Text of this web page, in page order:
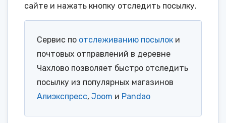
сайте и нажать кнопку отследить посылку.
Сервис по отслеживанию посылок и
почтовых отправлений в деревне
Чахлово позволяет быстро отследить
посылку из популярных магазинов
Алиэкспресс, Joom и Pandao